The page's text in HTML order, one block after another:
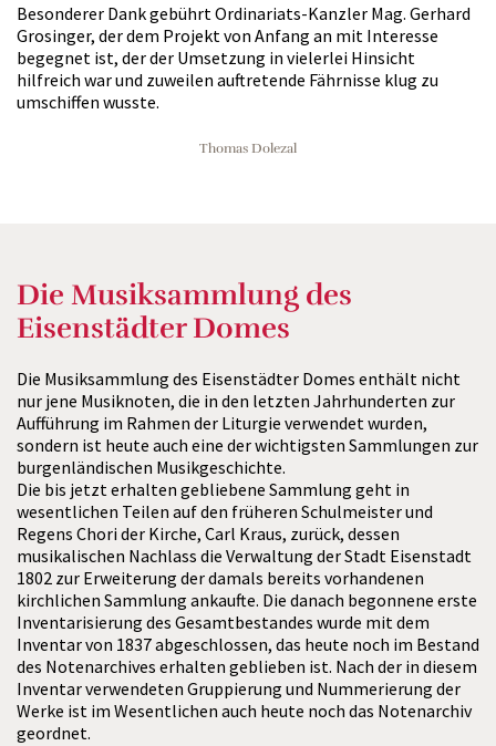
Besonderer Dank gebührt Ordinariats-Kanzler Mag. Gerhard
Grosinger, der dem Projekt von Anfang an mit Interesse
begegnet ist, der der Umsetzung in vielerlei Hinsicht
hilfreich war und zuweilen auftretende Fährnisse klug zu
umschiffen wusste.
Thomas Dolezal
Die Musiksammlung des
Eisenstädter Domes
Die Musiksammlung des Eisenstädter Domes enthält nicht
nur jene Musiknoten, die in den letzten Jahrhunderten zur
Aufführung im Rahmen der Liturgie verwendet wurden,
sondern ist heute auch eine der wichtigsten Sammlungen zur
burgenländischen Musikgeschichte.
Die bis jetzt erhalten gebliebene Sammlung geht in
wesentlichen Teilen auf den früheren Schulmeister und
Regens Chori der Kirche, Carl Kraus, zurück, dessen
musikalischen Nachlass die Verwaltung der Stadt Eisenstadt
1802 zur Erweiterung der damals bereits vorhandenen
kirchlichen Sammlung ankaufte. Die danach begonnene erste
Inventarisierung des Gesamtbestandes wurde mit dem
Inventar von 1837 abgeschlossen, das heute noch im Bestand
des Notenarchives erhalten geblieben ist. Nach der in diesem
Inventar verwendeten Gruppierung und Nummerierung der
Werke ist im Wesentlichen auch heute noch das Notenarchiv
geordnet.